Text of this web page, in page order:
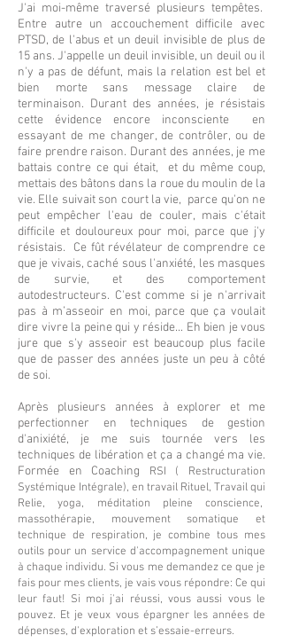
J'ai moi-même traversé plusieurs tempêtes.
Entre autre un accouchement difficile avec
PTSD, de l'abus et un deuil invisible de plus de
15 ans. J'appelle un deuil invisible, un deuil ou il
n'y a pas de défunt, mais la relation est bel et
bien morte sans message claire de
terminaison. Durant des années, je résistais
cette évidence encore inconsciente en
essayant de me changer, de contrôler, ou de
faire prendre raison. Durant des années, je me
battais contre ce qui était, et du même coup,
mettais des bâtons dans la roue du moulin de la
vie. Elle suivait son court la vie, parce qu'on ne
peut empêcher l'eau de couler, mais c'était
difficile et douloureux pour moi, parce que j'y
résistais. Ce fût révélateur de comprendre ce
que je vivais, caché sous l'anxiété, les masques
de survie, et des comportement
autodestructeurs. C'est comme si je n'arrivait
pas à m’asseoir en moi, parce que ça voulait
dire vivre la peine qui y réside... Eh bien je vous
jure que s'y asseoir est beaucoup plus facile
que de passer des années juste un peu à côté
de soi.
Après plusieurs années à explorer et me
perfectionner en techniques de gestion
d'anixiété, je me suis tournée vers les
techniques de libération et ça a changé ma vie.
Formée en Coaching
RSI ( Restructuration
Systémique Intégrale), en travail Rituel, Travail qui
Relie, yoga, méditation pleine conscience,
massothérapie, mouvement somatique et
technique de respiration, je combine tous mes
outils pour un service d'accompagnement unique
à chaque individu. Si vous me demandez ce que je
fais pour mes clients, je vais vous répondre: Ce qui
leur faut! Si moi j'ai réussi, vous aussi vous le
pouvez. Et je veux vous épargner les années de
dépenses, d'exploration et s’essaie-erreurs.